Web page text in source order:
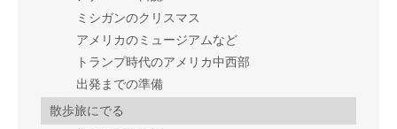
ミシガンのクリスマス
アメリカのミュージアムなど
トランプ時代のアメリカ中西部
出発までの準備
散歩旅にでる